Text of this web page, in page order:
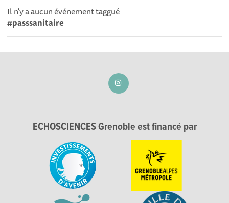
Il n'y a aucun événement taggué
#passsanitaire
ECHOSCIENCES Grenoble est financé par